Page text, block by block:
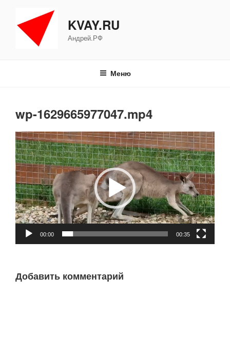
содержимому
KVAY.RU
Андрей.РФ
Меню
wp-1629665977047.mp4
Видеоплеер
00:00 00:35
Добавить комментарий